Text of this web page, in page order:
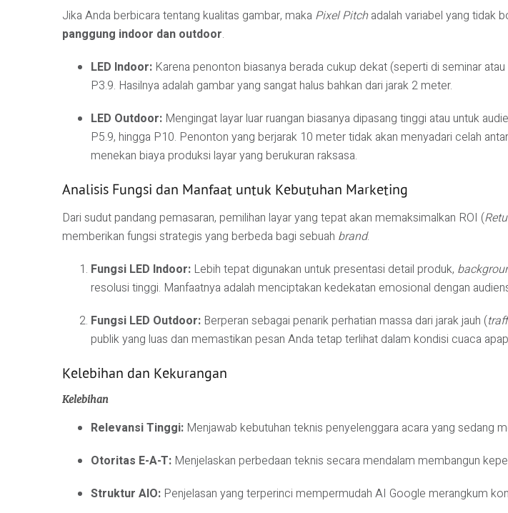
Jika Anda berbicara tentang kualitas gambar, maka Pixel Pitchadalah variabel yang tidak
panggung indoor dan outdoor.
LED Indoor: Karena penonton biasanya berada cukup dekat (seperti di seminar atau
P3.9. Hasilnya adalah gambar yang sangat halus bahkan dari jarak 2 meter.
LED Outdoor: Mengingat layar luar ruangan biasanya dipasang tinggi atau untuk
P5.9, hingga P10. Penonton yang berjarak 10 meter tidak akan menyadari celah
menekan biaya produksi layar yang berukuran raksasa.
Analisis Fungsi dan Manfaat untuk Kebutuhan Marketing
Dari sudut pandang pemasaran, pemilihan layar yang tepat akan memaksimalkan ROI (
memberikan fungsi strategis yang berbeda bagi sebuah brand.
Fungsi LED Indoor: Lebih tepat digunakan untuk presentasi detail produk,
resolusi tinggi. Manfaatnya adalah menciptakan kedekatan emosional dengan
Fungsi LED Outdoor: Berperan sebagai penarik perhatian massa dari jarak jauh (
publik yang luas dan memastikan pesan Anda tetap terlihat dalam kondisi cuaca
Kelebihan dan Kekurangan
Kelebihan
Relevansi Tinggi: Menjawab kebutuhan teknis penyelenggara acara yang sedang
Otoritas E-A-T: Menjelaskan perbedaan teknis secara mendalam membangun
Struktur AIO: Penjelasan yang terperinci mempermudah AI Google merangkum